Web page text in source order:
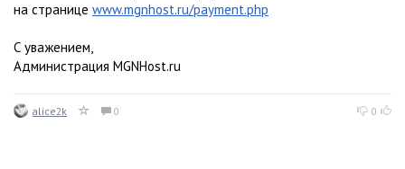
на странице www.mgnhost.ru/payment.php
С уважением,
Администрация MGNHost.ru
alice2k 0 0